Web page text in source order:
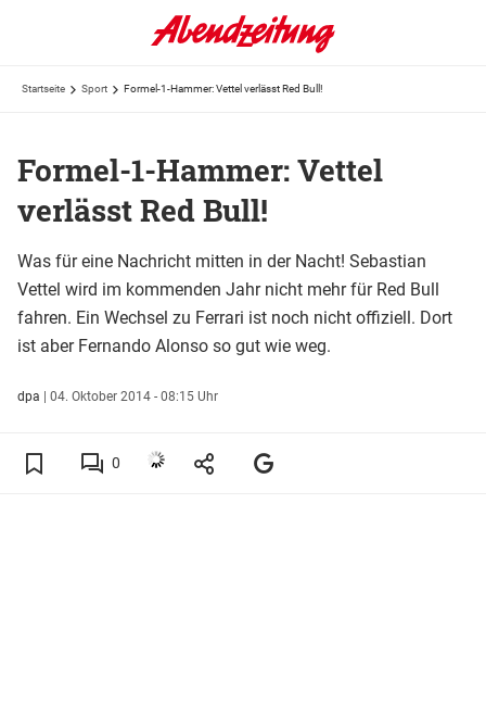
Startseite Sport Formel-1-Hammer: Vettel verlässt Red Bull!
Formel-1-Hammer: Vettel
verlässt Red Bull!
Was für eine Nachricht mitten in der Nacht! Sebastian
Vettel wird im kommenden Jahr nicht mehr für Red Bull
fahren. Ein Wechsel zu Ferrari ist noch nicht offiziell. Dort
ist aber Fernando Alonso so gut wie weg.
dpa | 04. Oktober 2014 - 08:15 Uhr
0